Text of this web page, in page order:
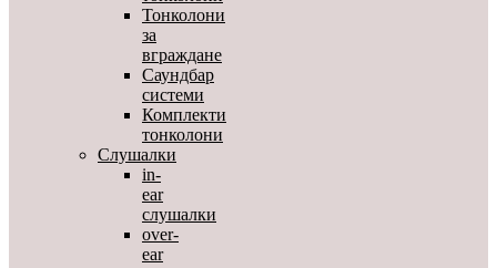
Тонколони
за
вграждане
Саундбар
системи
Комплекти
тонколони
Слушалки
in-
ear
слушалки
over-
ear